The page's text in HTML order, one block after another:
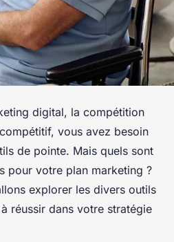
digital, la compétition
vous avez besoin
de pointe. Mais quels sont
pour votre plan marketing ?
explorer les divers outils
réussir dans votre stratégie